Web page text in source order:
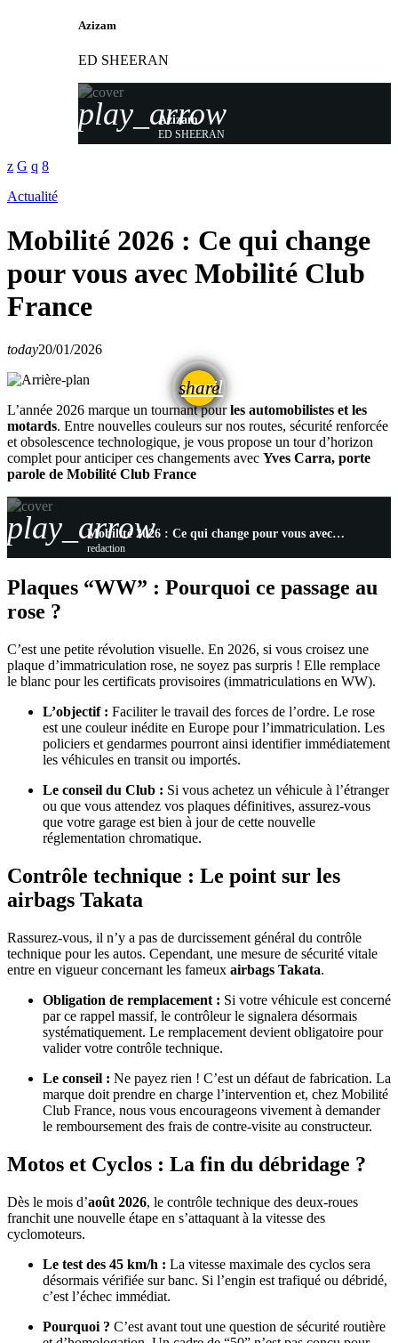
Azizam
ED SHEERAN
play_arrow
Azizam
ED SHEERAN
Actualité
Mobilité 2026 : Ce qui change
pour vous avec Mobilité Club
France
today20/01/2026
share
email
L’année 2026 marque un tournant pourles automobilistes et les
motards. Entre nouvelles couleurs sur nos routes, sécurité renforcée
et obsolescence technologique, je vous propose un tour d’horizon
complet pour anticiper ces changements avec Yves Carra, porte
parole de Mobilité Club France
play_arrow Mobilité 2026 : Ce qui change pour vous avec Mobilité Club France
redaction
Plaques “WW” : Pourquoi ce passage au
rose ?
C’est une petite révolution visuelle. En 2026, si vous croisez une
plaque d’immatriculation rose, ne soyez pas surpris ! Elle remplace
le blanc pour les certificats provisoires (immatriculations en WW).
L’objectif : Faciliter le travail des forces de l’ordre. Le rose
est une couleur inédite en Europe pour l’immatriculation. Les
policiers et gendarmes pourront ainsi identifier immédiatement
les véhicules en transit ou importés.
Le conseil du Club : Si vous achetez un véhicule à l’étranger
ou que vous attendez vos plaques définitives, assurez-vous
que votre garage est bien à jour de cette nouvelle
réglementation chromatique.
Contrôle technique : Le point sur les
airbags Takata
Rassurez-vous, il n’y a pas de durcissement général du contrôle
technique pour les autos. Cependant, une mesure de sécurité vitale
entre en vigueur concernant les fameux airbags Takata.
Obligation de remplacement : Si votre véhicule est concerné
par ce rappel massif, le contrôleur le signalera désormais
systématiquement. Le remplacement devient obligatoire pour
valider votre contrôle technique.
Le conseil : Ne payez rien ! C’est un défaut de fabrication. La
marque doit prendre en charge l’intervention et, chez Mobilité
Club France, nous vous encourageons vivement à demander
le remboursement des frais de contre-visite au constructeur.
Motos et Cyclos : La fin du débridage ?
Dès le mois d’août 2026, le contrôle technique des deux-roues
franchit une nouvelle étape en s’attaquant à la vitesse des
cyclomoteurs.
Le test des 45 km/h : La vitesse maximale des cyclos sera
désormais vérifiée sur banc. Si l’engin est trafiqué ou débridé,
c’est l’échec immédiat.
Pourquoi ? C’est avant tout une question de sécurité routière